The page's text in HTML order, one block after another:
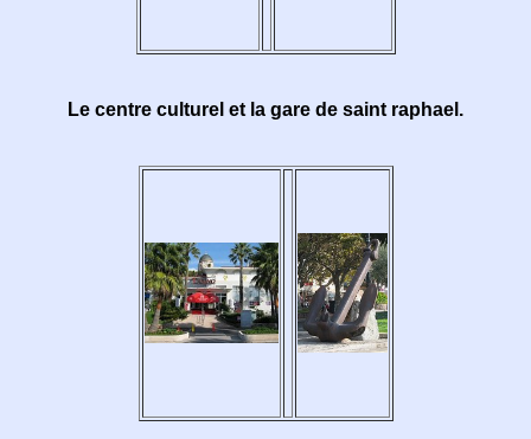
Le centre culturel et la gare de saint raphael.